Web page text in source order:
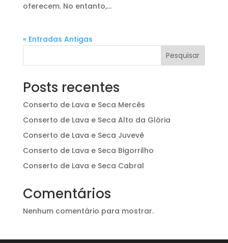
oferecem. No entanto,...
« Entradas Antigas
Pesquisar
Posts recentes
Conserto de Lava e Seca Mercês
Conserto de Lava e Seca Alto da Glória
Conserto de Lava e Seca Juvevê
Conserto de Lava e Seca Bigorrilho
Conserto de Lava e Seca Cabral
Comentários
Nenhum comentário para mostrar.